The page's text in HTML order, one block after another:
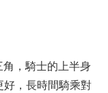
，騎士的上半身
好，長時間騎乘對